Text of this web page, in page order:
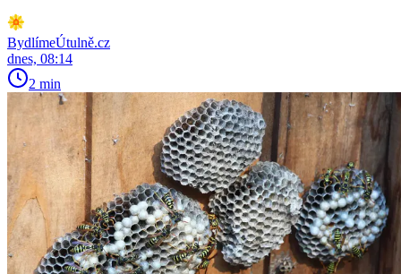
BydlímeÚtulně.cz
dnes, 08:14
2 min